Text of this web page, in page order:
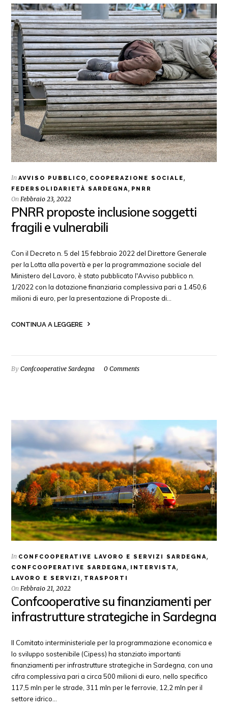
InAVVISO PUBBLICO, COOPERAZIONE SOCIALE,
FEDERSOLIDARIETÀ SARDEGNA, PNRR
OnFebbraio 23, 2022
PNRR proposte inclusione soggetti
fragili e vulnerabili
Con il Decreto n. 5 del 15 febbraio 2022 del Direttore Generale
per la Lotta alla povertà e per la programmazione sociale del
Ministero del Lavoro, è stato pubblicato l'Avviso pubblico n.
1/2022 con la dotazione finanziaria complessiva pari a 1.450,6
milioni di euro, per la presentazione di Proposte di…
CONTINUA A LEGGERE
ByConfcooperative Sardegna 0 Comments
In CONFCOOPERATIVE LAVORO E SERVIZI SARDEGNA ,
CONFCOOPERATIVE SARDEGNA , INTERVISTA ,
LAVORO E SERVIZI , TRASPORTI
On Febbraio 21, 2022
Confcooperative su finanziamenti per
infrastrutture strategiche in Sardegna
Il Comitato interministeriale per la programmazione economica e
lo sviluppo sostenibile (Cipess) ha stanziato importanti
finanziamenti per infrastrutture strategiche in Sardegna, con una
cifra complessiva pari a circa 500 milioni di euro, nello specifico
117,5 mln per le strade, 311 mln per le ferrovie, 12,2 mln per il
settore idrico…